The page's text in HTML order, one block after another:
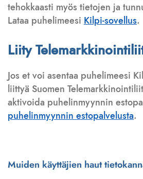
tehokkaasti myös tietojen ja
Lataa puhelimeesi Kilpi-sovellus.
Liity
Jos et voi asentaa puhelimeesi
liittyä Suomen
aktivoida puhelinmyynnin
puhelinmyynnin estopalvelusta.
Muiden käyttäjien haut